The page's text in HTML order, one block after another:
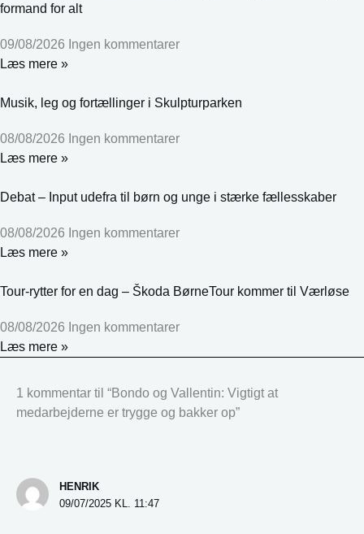
formand for alt
09/08/2026 Ingen kommentarer
Læs mere »
Musik, leg og fortællinger i Skulpturparken
08/08/2026 Ingen kommentarer
Læs mere »
Debat – Input udefra til børn og unge i stærke fællesskaber
08/08/2026 Ingen kommentarer
Læs mere »
Tour-rytter for en dag – Škoda BørneTour kommer til Værløse
08/08/2026 Ingen kommentarer
Læs mere »
1 kommentar til “Bondo og Vallentin: Vigtigt at
medarbejderne er trygge og bakker op”
HENRIK
09/07/2025 KL. 11:47